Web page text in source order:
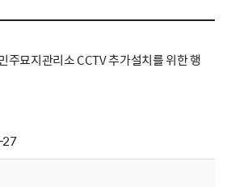
주묘지관리소 CCTV 추가설치를 위한 행